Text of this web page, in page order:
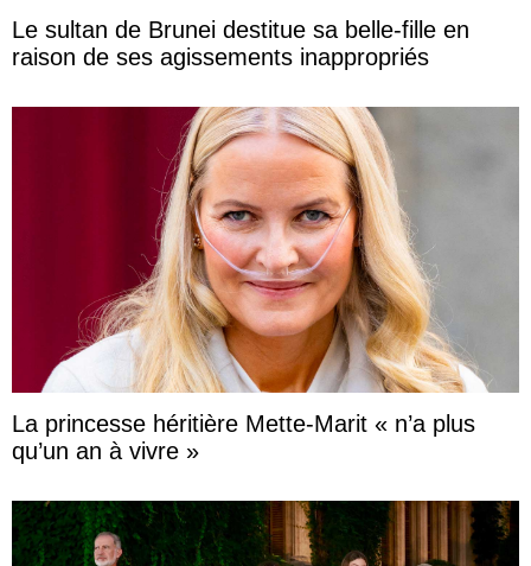
Le sultan de Brunei destitue sa belle-fille en
raison de ses agissements inappropriés
La princesse héritière Mette-Marit « n’a plus
qu’un an à vivre »